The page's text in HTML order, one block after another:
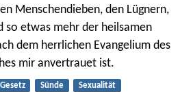
Menschendieben, den Lügnern,
so etwas mehr der heilsamen
dem herrlichen Evangelium des
mir anvertrauet ist.
Gesetz Sünde Sexualität